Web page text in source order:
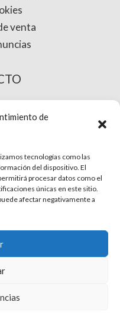
de
tecnologías como las
del dispositivo. El
procesar datos como el
únicas en este sitio.
afectar negativamente a
venta
datos